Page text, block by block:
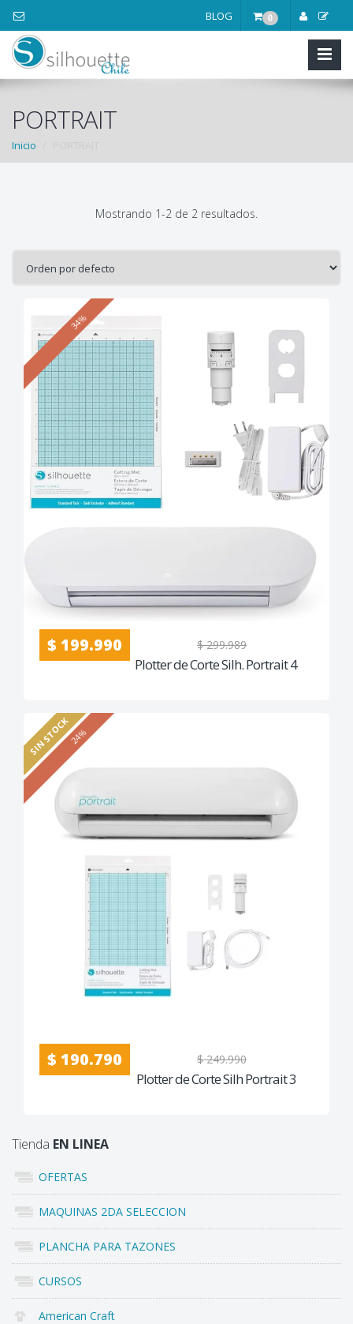
0
BLOG
PORTRAIT
Inicio
Mostrando 1-2 de 2 resultados.
34%
$ 199.990 $ 299.989
Plotter de Corte Silh. Portrait 4
24%
SIN STOCK
$ 190.790 $ 249.990
Plotter de Corte Silh Portrait 3
Tienda EN LINEA
OFERTAS
MAQUINAS 2DA SELECCION
PLANCHA PARA TAZONES
CURSOS
American Craft